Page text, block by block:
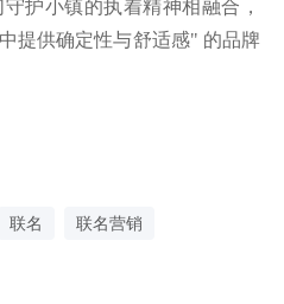
护小镇的执着精神相融合，
提供确定性与舒适感" 的品牌
联名 联名营销